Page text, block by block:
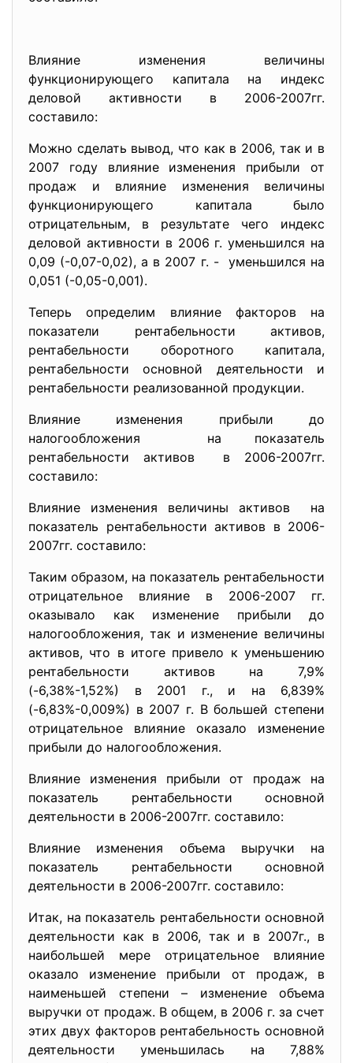
Влияние изменения величины
функционирующего капитала на индекс
деловой активности в 2006-2007гг.
составило:
Можно сделать вывод, что как в 2006, так и в
2007 году влияние изменения прибыли от
продаж и влияние изменения величины
функционирующего капитала было
отрицательным, в результате чего индекс
деловой активности в 2006 г. уменьшился на
0,09 (-0,07-0,02), а в 2007 г. - уменьшился на
0,051 (-0,05-0,001).
Теперь определим влияние факторов на
показатели рентабельности активов,
рентабельности оборотного капитала,
рентабельности основной деятельности и
рентабельности реализованной продукции.
Влияние изменения прибыли до
налогообложения на показатель
рентабельности активов в 2006-2007гг.
cоставило:
Влияние изменения величины активов на
показатель рентабельности активов в 2006-
2007гг. cоставило:
Таким образом, на показатель рентабельности
отрицательное влияние в 2006-2007 гг.
оказывало как изменение прибыли до
налогообложения, так и изменение величины
активов, что в итоге привело к уменьшению
рентабельности активов на 7,9%
(-6,38%-1,52%) в 2001 г., и на 6,839%
(-6,83%-0,009%) в 2007 г. В большей степени
отрицательное влияние оказало изменение
прибыли до налогообложения.
Влияние изменения прибыли от продаж на
показатель рентабельности основной
деятельности в 2006-2007гг. cоставило:
Влияние изменения объема выручки на
показатель рентабельности основной
деятельности в 2006-2007гг. cоставило:
Итак, на показатель рентабельности основной
деятельности как в 2006, так и в 2007г., в
наибольшей мере отрицательное влияние
оказало изменение прибыли от продаж, в
наименьшей степени – изменение объема
выручки от продаж. В общем, в 2006 г. за счет
этих двух факторов рентабельность основной
деятельности уменьшилась на 7,88%